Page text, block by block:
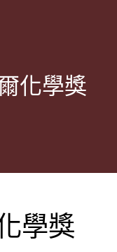
化學獎
學獎